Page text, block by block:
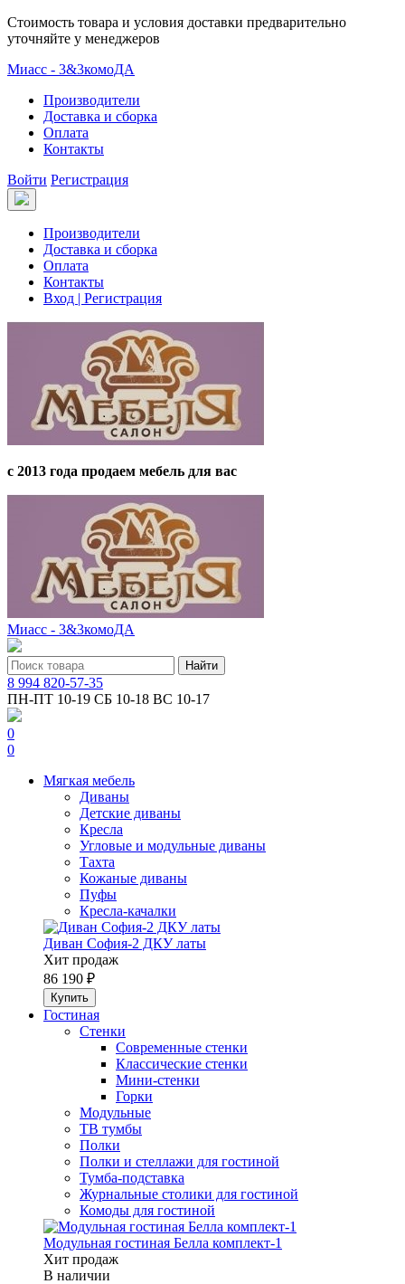
Стоимость товара и условия доставки предварительно
уточняйте у менеджеров
Миасс - 3&3комоДА
Производители
Доставка и сборка
Оплата
Контакты
Войти Регистрация
Производители
Доставка и сборка
Оплата
Контакты
Вход | Регистрация
с 2013 года продаем мебель для вас
Миасс - 3&3комоДА
8 994 820-57-35
ПН-ПТ 10-19 СБ 10-18 ВС 10-17
0
0
Мягкая мебель
Диваны
Детские диваны
Кресла
Угловые и модульные диваны
Тахта
Кожаные диваны
Пуфы
Кресла-качалки
Диван София-2 ДКУ латы
Хит продаж
86 190 ₽
Гостиная
Стенки
Современные стенки
Классические стенки
Мини-стенки
Горки
Модульные
ТВ тумбы
Полки
Полки и стеллажи для гостиной
Тумба-подставка
Журнальные столики для гостиной
Комоды для гостиной
Модульная гостиная Белла комплект-1
Хит продаж
В наличии